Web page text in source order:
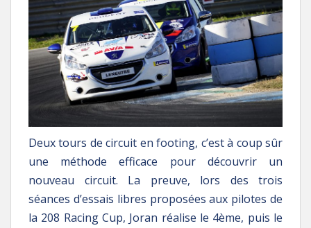
Deux tours de circuit en footing, c’est à coup sûr
une méthode efficace pour découvrir un
nouveau circuit. La preuve, lors des trois
séances d’essais libres proposées aux pilotes de
la 208 Racing Cup, Joran réalise le 4ème, puis le